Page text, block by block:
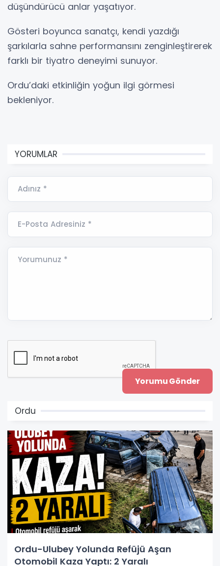
düşündürücü anlar yaşatıyor.
Gösteri boyunca sanatçı, kendi yazdığı
şarkılarla sahne performansını zenginleştirerek
farklı bir tiyatro deneyimi sunuyor.
Ordu’daki etkinliğin yoğun ilgi görmesi
bekleniyor.
YORUMLAR
Adınız *
E-Posta Adresiniz *
Yorumunuz *
Ordu
Ordu-Ulubey Yolunda Refüjü Aşan
Otomobil Kaza Yaptı: 2 Yaralı